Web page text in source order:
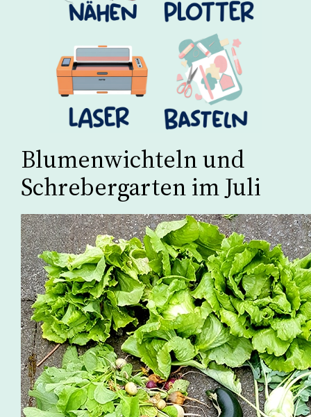
Blumenwichteln und
Schrebergarten im Juli